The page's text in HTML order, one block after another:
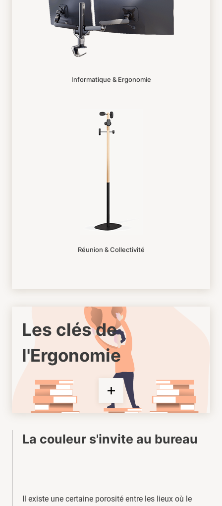
Informatique & Ergonomie
Réunion & Collectivité
Les clés de
l'Ergonomie
La couleur s'invite au bureau
Il existe une certaine porosité entre les lieux où le